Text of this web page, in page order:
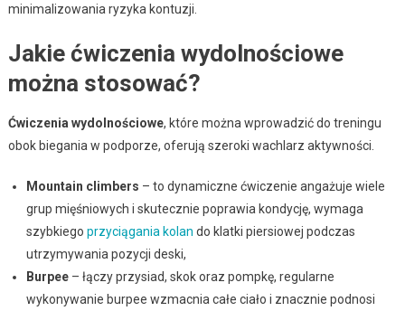
minimalizowania ryzyka kontuzji.
Jakie ćwiczenia wydolnościowe
można stosować?
Ćwiczenia wydolnościowe, które można wprowadzić do treningu
obok biegania w podporze, oferują szeroki wachlarz aktywności.
Mountain climbers – to dynamiczne ćwiczenie angażuje wiele
grup mięśniowych i skutecznie poprawia kondycję, wymaga
szybkiego przyciągania kolan do klatki piersiowej podczas
utrzymywania pozycji deski,
Burpee– łączy przysiad, skok oraz pompkę, regularne
wykonywanie burpee wzmacnia całe ciało i znacznie podnosi